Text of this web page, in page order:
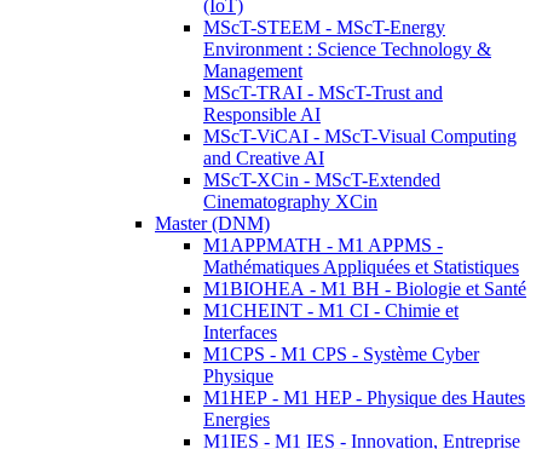
(IoT)
MScT-STEEM - MScT-Energy
Environment : Science Technology &
Management
MScT-TRAI - MScT-Trust and
Responsible AI
MScT-ViCAI - MScT-Visual Computing
and Creative AI
MScT-XCin - MScT-Extended
Cinematography XCin
Master (DNM)
M1APPMATH - M1 APPMS -
Mathématiques Appliquées et Statistiques
M1BIOHEA - M1 BH - Biologie et Santé
M1CHEINT - M1 CI - Chimie et
Interfaces
M1CPS - M1 CPS - Système Cyber
Physique
M1HEP - M1 HEP - Physique des Hautes
Energies
M1IES - M1 IES - Innovation, Entreprise